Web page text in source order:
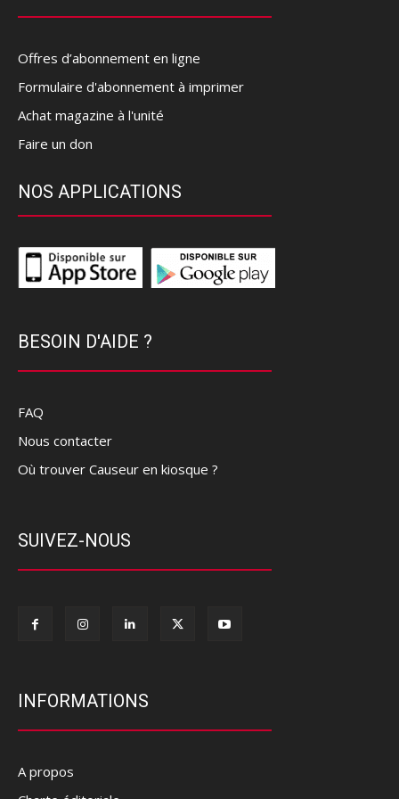
Offres d’abonnement en ligne
Formulaire d'abonnement à imprimer
Achat magazine à l'unité
Faire un don
NOS APPLICATIONS
BESOIN D'AIDE ?
FAQ
Nous contacter
Où trouver Causeur en kiosque ?
SUIVEZ-NOUS
INFORMATIONS
A propos